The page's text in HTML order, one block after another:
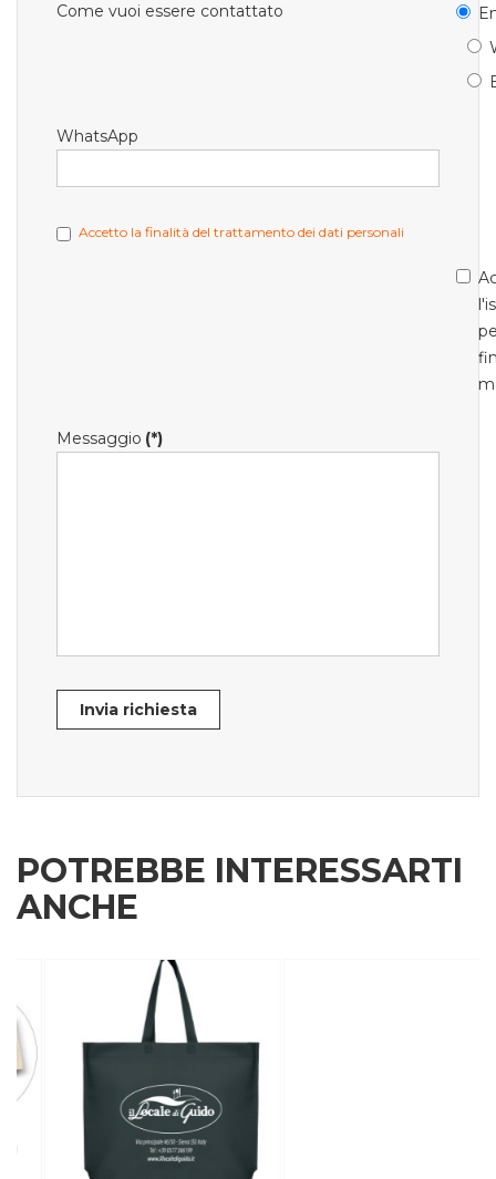
Come vuoi essere contattato
WhatsApp
Accetto la finalità del trattamento dei dati personali
Messaggio (*)
Invia richiesta
POTREBBE INTERESSARTI
ANCHE